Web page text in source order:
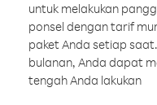
untuk melakukan
ponsel dengan tarif
paket Anda setiap
bulanan, Anda dapat
tengah Anda lakukan